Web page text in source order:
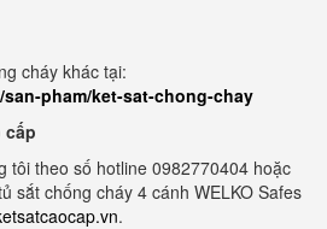
cháy khác tại:
pham/ket-sat-chong-chay
cấp
tôi theo số hotline 0982770404 hoặc
sắt chống cháy 4 cánh WELKO Safes
.